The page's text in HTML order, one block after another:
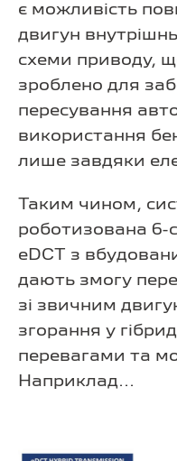
є можливість
двигун
схеми приводу,
зроблено для
пересування
використання
лише завдяки
Таким чином,
роботизована 6-
eDCT з
дають змогу
зі звичним
згорання у
перевагами та
Наприклад...